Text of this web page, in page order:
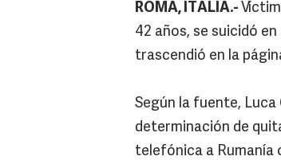
ROMA, ITALIA.-
42 años, se suicidó
trascendió en la
Según la fuente,
determinación de
telefónica a Rumanía